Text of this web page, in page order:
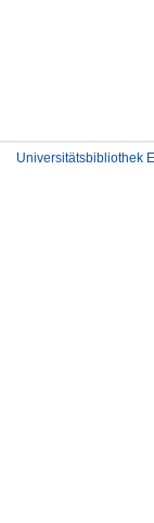
Universitätsbibliothek